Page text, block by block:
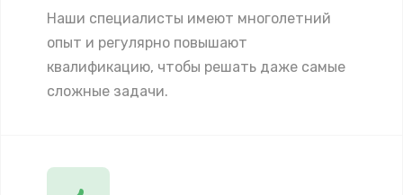
Наши специалисты имеют многолетний
опыт и регулярно повышают
квалификацию, чтобы решать даже самые
сложные задачи.